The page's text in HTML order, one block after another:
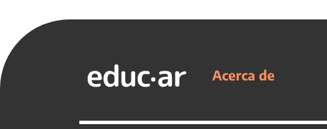
Acerca de